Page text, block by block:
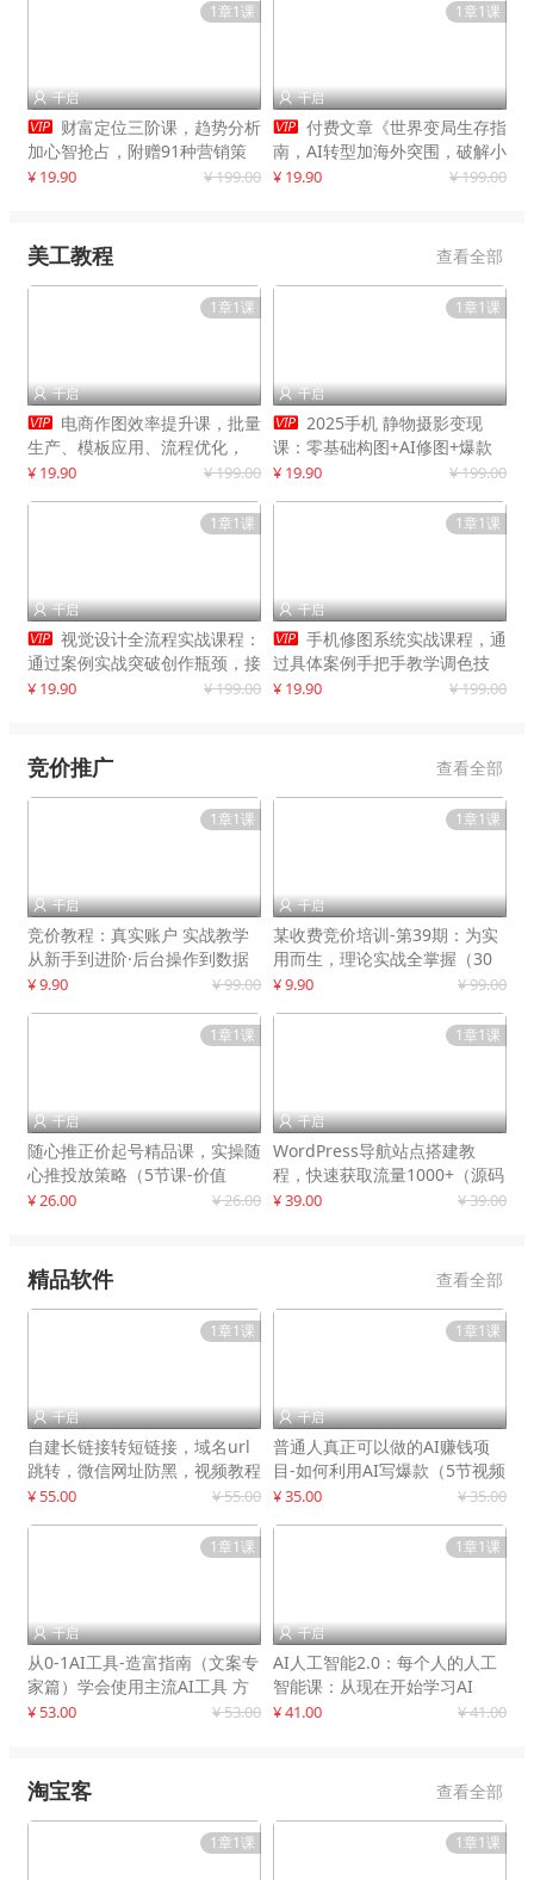
1章1课
 千启
 财富定位三阶课，趋势分析
加心智抢占，附赠91种营销策
略模型
¥ 19.90 ¥ 199.00
1章1课
 千启
 付费文章《世界变局生存指
南，AI转型加海外突围，破解小
城市生存陷阱》
¥ 19.90 ¥ 199.00
美工教程 查看全部
1章1课
 千启
 电商作图效率提升课，批量
生产、模板应用、流程优化，
20+细分品类实操案例，月赚3
¥ 19.90 ¥ 199.00
1章1课
 千启
 2025手机 静物摄影变现
课：零基础构图+AI修图+爆款
创作
¥ 19.90 ¥ 199.00
1章1课
 千启
 视觉设计全流程实战课程：
通过案例实战突破创作瓶颈，接
单月入20000+
¥ 19.90 ¥ 199.00
1章1课
 千启
 手机修图系统实战课程，通
过具体案例手把手教学调色技
巧，实现副业变现
¥ 19.90 ¥ 199.00
竞价推广 查看全部
1章1课
 千启
竞价教程：真实账户 实战教学
从新手到进阶·后台操作到数据
优化
¥ 9.90 ¥ 99.00
1章1课
 千启
某收费竞价培训-第39期：为实
用而生，理论实战全掌握（30
节课）
¥ 9.90 ¥ 99.00
1章1课
 千启
随心推正价起号精品课，实操随
心推投放策略（5节课-价值
298）
¥ 26.00 ¥ 26.00
1章1课
 千启
WordPress导航站点搭建教
程，快速获取流量1000+（源码
+教程）
¥ 39.00 ¥ 39.00
精品软件 查看全部
1章1课
 千启
自建长链接转短链接，域名url
跳转，微信网址防黑，视频教程
手把手教你
¥ 55.00 ¥ 55.00
1章1课
 千启
普通人真正可以做的AI赚钱项
目-如何利用AI写爆款（5节视频
课）
¥ 35.00 ¥ 35.00
1章1课
 千启
从0-1AI工具-造富指南（文案专
家篇）学会使用主流AI工具 方
法和心法的融合
¥ 53.00 ¥ 53.00
1章1课
 千启
AI人工智能2.0：每个人的人工
智能课：从现在开始学习AI
¥ 41.00 ¥ 41.00
淘宝客 查看全部
1章1课 1章1课